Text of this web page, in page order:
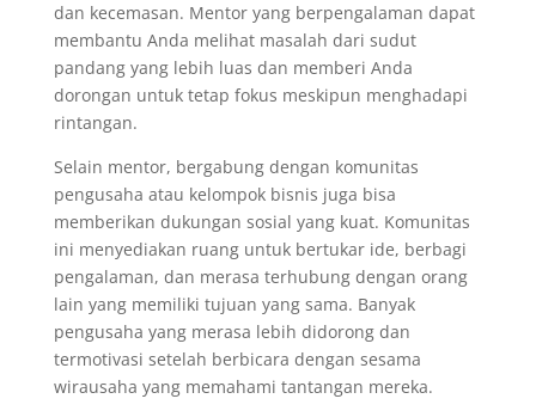
dan kecemasan. Mentor yang berpengalaman dapat
membantu Anda melihat masalah dari sudut
pandang yang lebih luas dan memberi Anda
dorongan untuk tetap fokus meskipun menghadapi
rintangan.
Selain mentor, bergabung dengan komunitas
pengusaha atau kelompok bisnis juga bisa
memberikan dukungan sosial yang kuat. Komunitas
ini menyediakan ruang untuk bertukar ide, berbagi
pengalaman, dan merasa terhubung dengan orang
lain yang memiliki tujuan yang sama. Banyak
pengusaha yang merasa lebih didorong dan
termotivasi setelah berbicara dengan sesama
wirausaha yang memahami tantangan mereka.